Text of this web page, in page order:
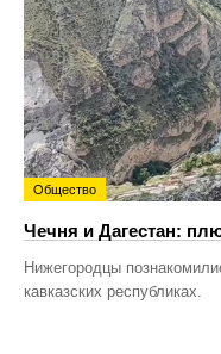
Общество
Чечня и Дагестан:
Нижегородцы
кавказских республиках.